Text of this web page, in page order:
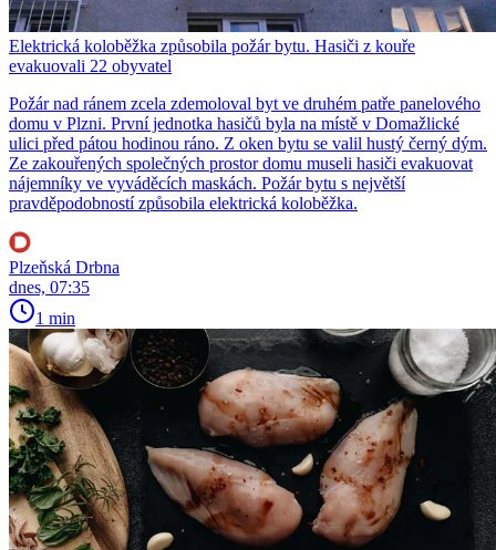
Elektrická koloběžka způsobila požár bytu. Hasiči z kouře
evakuovali 22 obyvatel
Požár nad ránem zcela zdemoloval byt ve druhém patře panelového
domu v Plzni. První jednotka hasičů byla na místě v Domažlické
ulici před pátou hodinou ráno. Z oken bytu se valil hustý černý dým.
Ze zakouřených společných prostor domu museli hasiči evakuovat
nájemníky ve vyváděcích maskách. Požár bytu s největší
pravděpodobností způsobila elektrická koloběžka.
Plzeňská Drbna
dnes, 07:35
1 min